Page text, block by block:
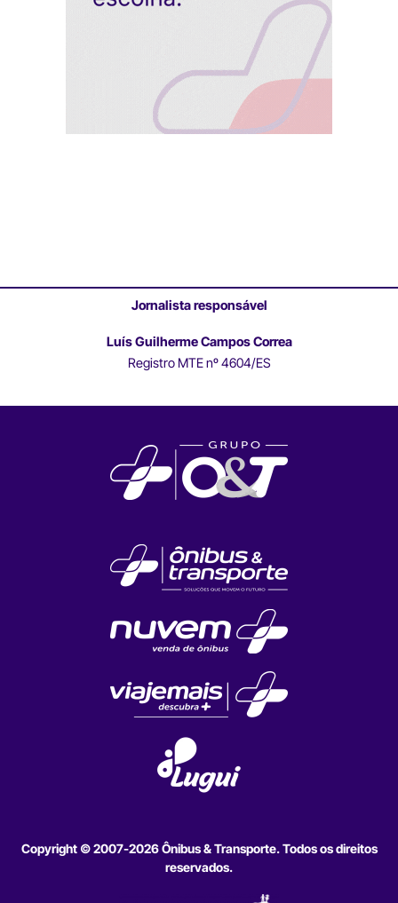
Jornalista responsável
Luís Guilherme Campos Correa
Registro MTE nº 4604/ES
Copyright © 2007-2026 Ônibus & Transporte. Todos os direitos
reservados.